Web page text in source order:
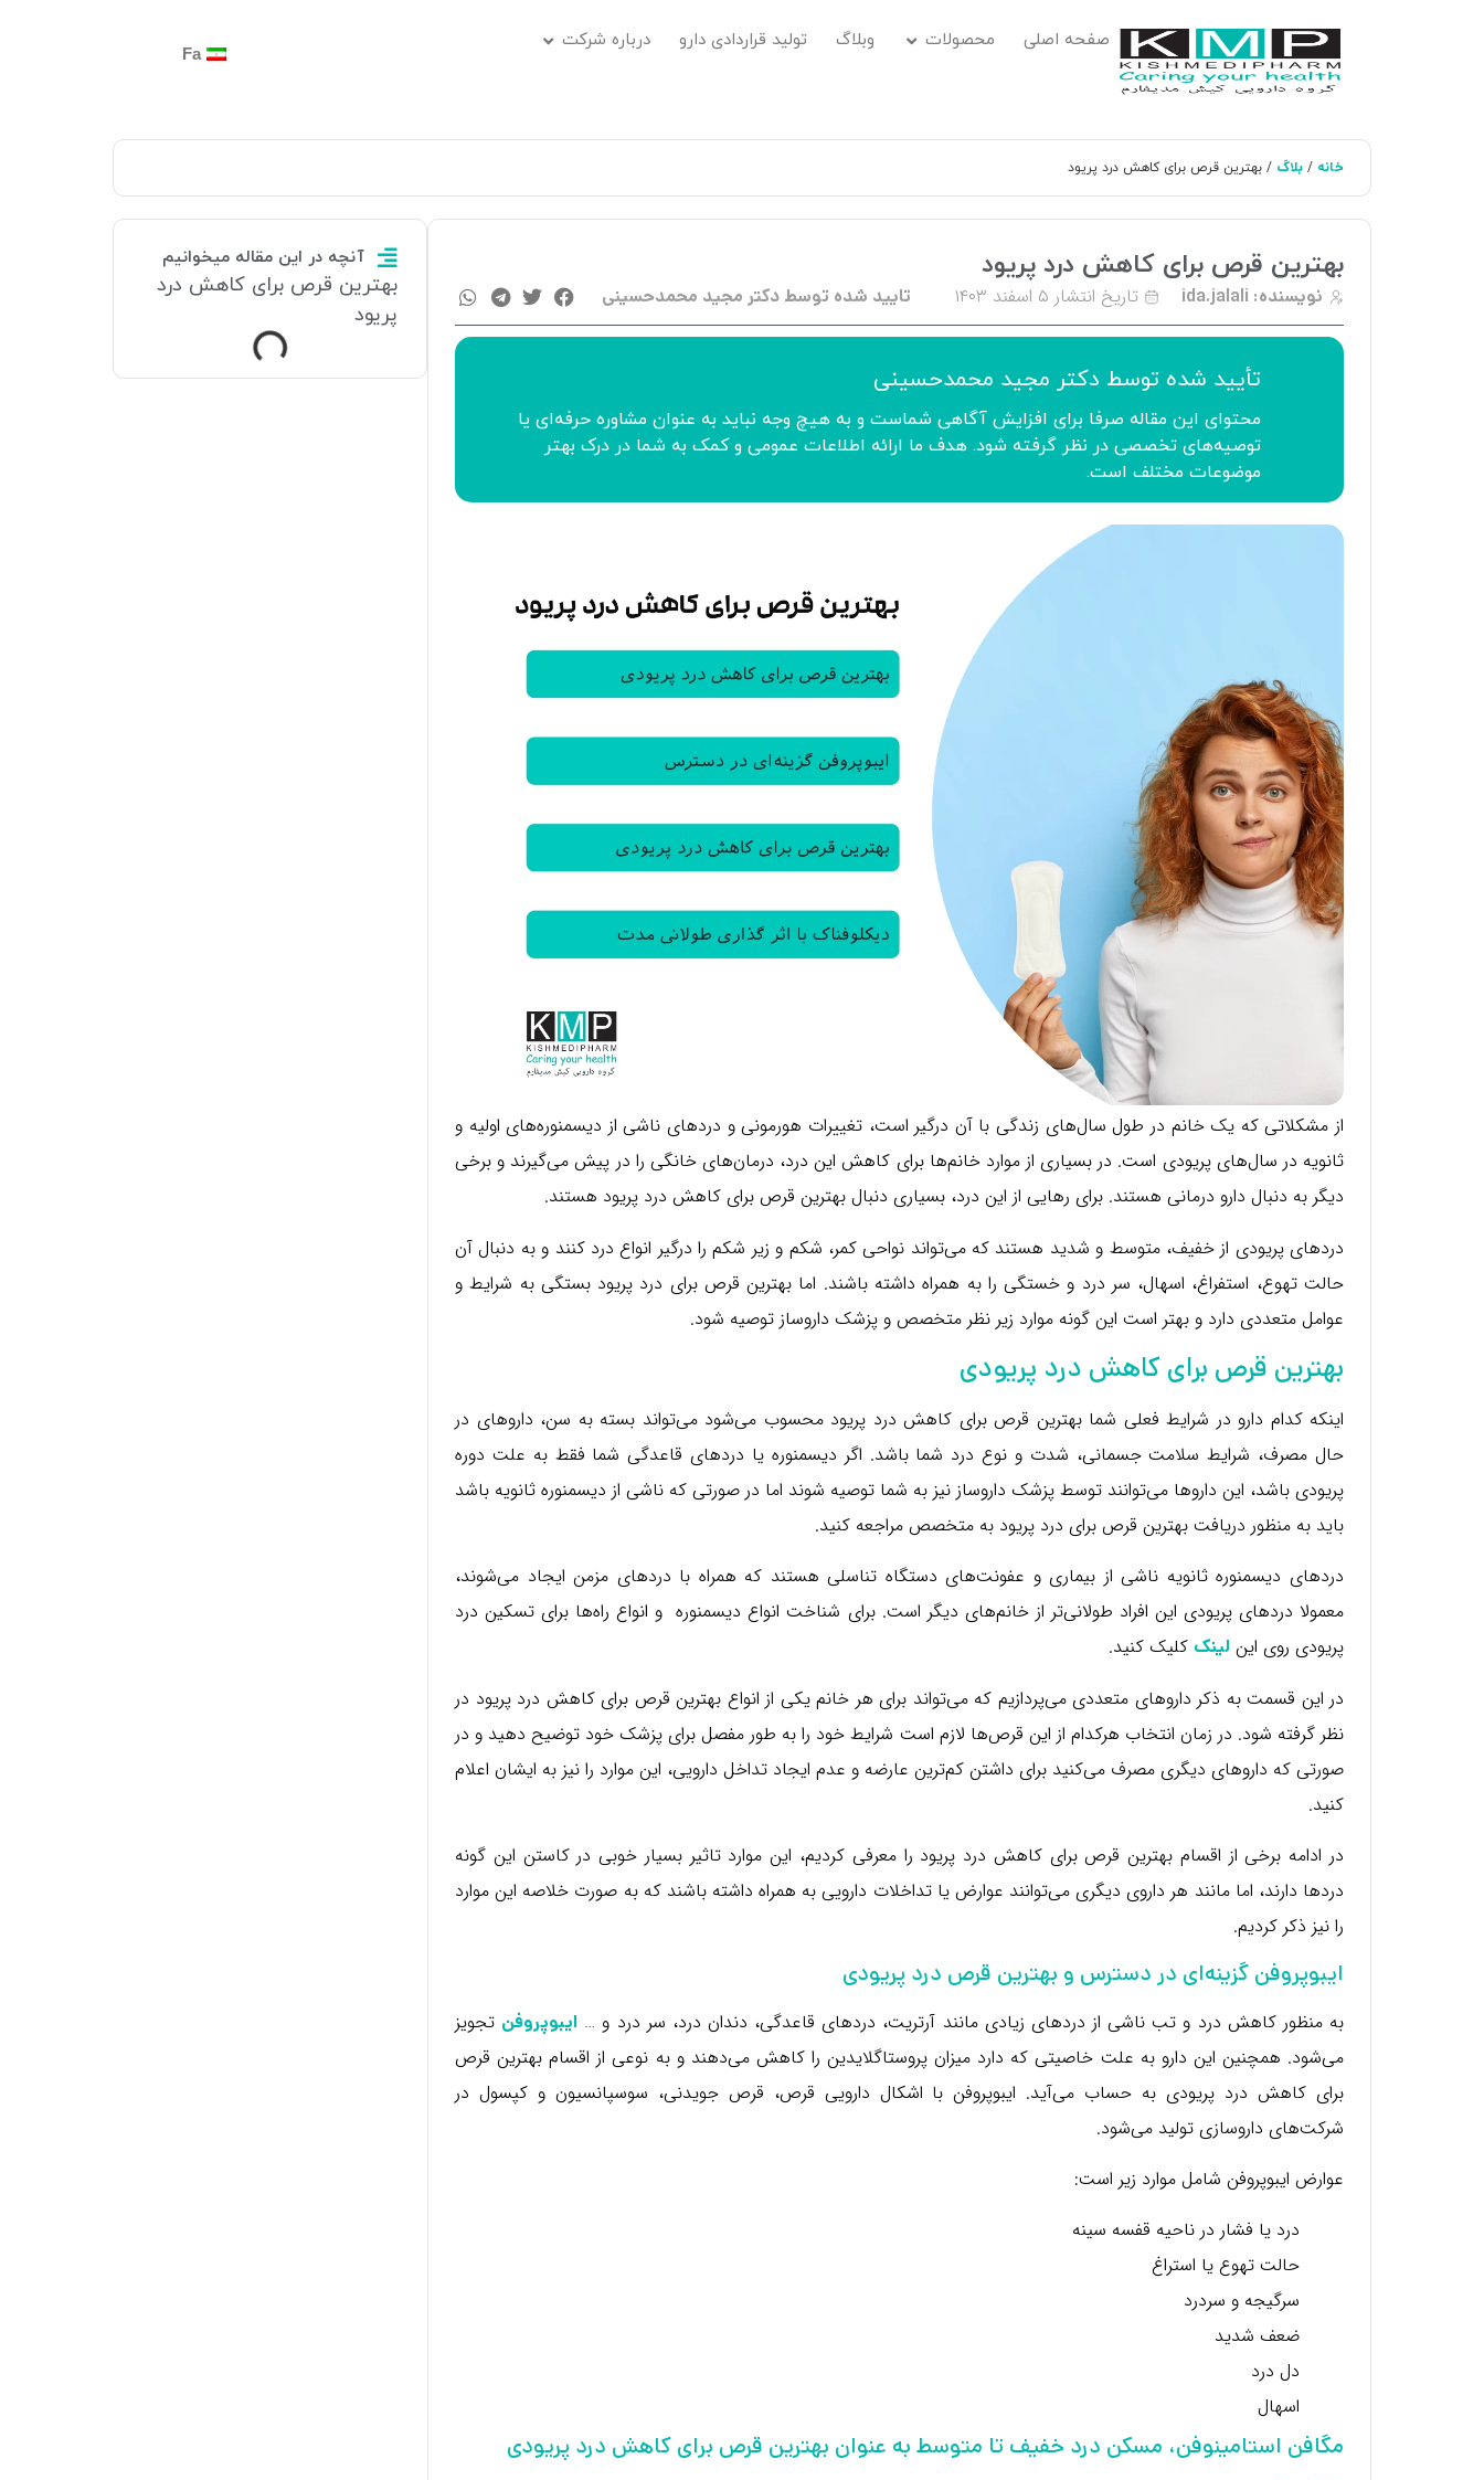
صفحه اصلی محصولات وبلاگ تولید قراردادی دارو درباره شرکت
Fa
خانه / بلاگ / بهترین قرص برای کاهش درد پریود
بهترین قرص برای کاهش درد پریود
نویسنده: ida.jalali تاریخ انتشار ۵ اسفند ۱۴۰۳ تایید شده توسط دکتر مجید محمدحسینی
تأیید‌‌‌‌‌‌‌ شده توسط دکتر مجید محمدحسینی
محتوای این مقاله صرفا برای افزایش آگاهی شماست و به هیچ وجه نباید به عنوان مشاوره حرفه‌ای یا
توصیه‌های تخصصی در نظر گرفته شود. هدف ما ارائه اطلاعات عمومی و کمک به شما در درک بهتر
موضوعات مختلف است.
از مشکلاتی که یک خانم در طول سال‌های زندگی با آن درگیر است، تغییرات هورمونی و دردهای ناشی از دیسمنوره‌های اولیه و
ثانویه در سال‌های پریودی است. در بسیاری از موارد خانم‌ها برای کاهش این درد، درمان‌های خانگی را در پیش می‌گیرند و برخی
دیگر به دنبال دارو درمانی هستند. برای رهایی از این درد، بسیاری دنبال بهترین قرص برای کاهش درد پریود هستند.
دردهای پریودی از خفیف، متوسط و شدید هستند که می‌تواند نواحی کمر، شکم و زیر شکم را درگیر انواع درد کنند و به دنبال آن
حالت تهوع، استفراغ، اسهال، سر درد و خستگی را به همراه داشته باشند. اما بهترین قرص برای درد پریود بستگی به شرایط و
عوامل متعددی دارد و بهتر است این گونه موارد زیر نظر متخصص و پزشک داروساز توصیه شود.
بهترین قرص برای کاهش درد پریودی
اینکه کدام دارو در شرایط فعلی شما بهترین قرص برای کاهش درد پریود محسوب می‌شود می‌تواند بسته به سن، داروهای در
حال مصرف، شرایط سلامت جسمانی، شدت و نوع درد شما باشد. اگر دیسمنوره یا دردهای قاعدگی شما فقط به علت دوره
پریودی باشد، این داروها می‌توانند توسط پزشک داروساز نیز به شما توصیه شوند اما در صورتی که ناشی از دیسمنوره ثانویه باشد
باید به منظور دریافت بهترین قرص برای درد پریود به متخصص مراجعه کنید.
دردهای دیسمنوره ثانویه ناشی از بیماری و عفونت‌های دستگاه تناسلی هستند که همراه با دردهای مزمن ایجاد می‌شوند،
معمولا دردهای پریودی این افراد طولانی‌تر از خانم‌های دیگر است. برای شناخت انواع دیسمنوره و انواع راه‌ها برای تسکین درد
پریودی روی این لینک کلیک کنید.
در این قسمت به ذکر داروهای متعددی می‌پردازیم که می‌تواند برای هر خانم یکی از انواع بهترین قرص برای کاهش درد پریود در
نظر گرفته شود. در زمان انتخاب هرکدام از این قرص‌ها لازم است شرایط خود را به طور مفصل برای پزشک خود توضیح دهید و در
صورتی که داروهای دیگری مصرف می‌کنید برای داشتن کم‌ترین عارضه و عدم ایجاد تداخل دارویی، این موارد را نیز به ایشان اعلام
کنید.
در ادامه برخی از اقسام بهترین قرص برای کاهش درد پریود را معرفی کردیم، این موارد تاثیر بسیار خوبی در کاستن این گونه
دردها دارند، اما مانند هر داروی دیگری می‌توانند عوارض یا تداخلات دارویی به همراه داشته باشند که به صورت خلاصه این موارد
را نیز ذکر کردیم.
ایبوپروفن گزینه‌ای در دسترس و بهترین قرص درد پریودی
به منظور کاهش درد و تب ناشی از دردهای زیادی مانند آرتریت، دردهای قاعدگی، دندان درد، سر درد و … ایبوپروفن تجویز
می‌شود. همچنین این دارو به علت خاصیتی که دارد میزان پروستاگلایدین را کاهش می‌دهند و به نوعی از اقسام بهترین قرص
برای کاهش درد پریودی به حساب می‌آید. ایبوپروفن با اشکال دارویی قرص، قرص جویدنی، سوسپانسیون و کپسول در
شرکت‌های داروسازی تولید می‌شود.
عوارض ایبوپروفن شامل موارد زیر است:
درد یا فشار در ناحیه قفسه سینه
حالت تهوع یا استراغ
سرگیجه و سردرد
ضعف شدید
دل درد
اسهال
مگافن استامینوفن، مسکن درد خفیف تا متوسط به عنوان بهترین قرص برای کاهش درد پریودی
آنچه در این مقاله میخوانیم
بهترین قرص برای کاهش درد
پریود